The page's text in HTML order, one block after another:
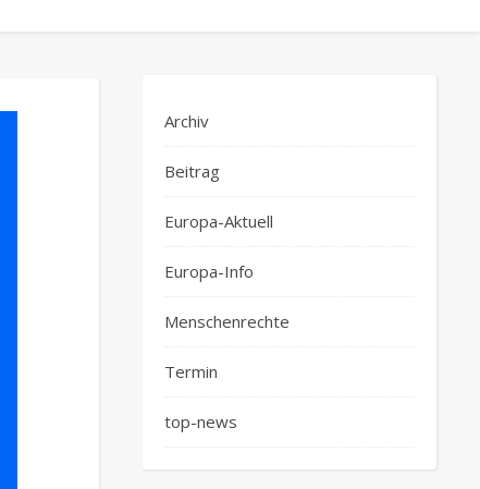
Archiv
Beitrag
Europa-Aktuell
Europa-Info
Menschenrechte
Termin
top-news